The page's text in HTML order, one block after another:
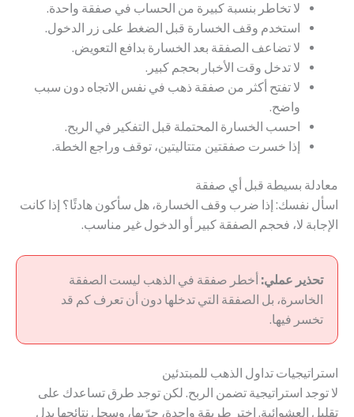
لا تخاطر بنسبة كبيرة من الحساب في صفقة واحدة.
استخدم وقف الخسارة قبل الضغط على زر الدخول.
لا تضاعف الصفقة بعد الخسارة بدافع التعويض.
لا تدخل وقت الأخبار بحجم كبير.
لا تفتح أكثر من صفقة ذهب في نفس الاتجاه دون سبب
واضح.
احسب الخسارة المحتملة قبل التفكير في الربح.
إذا خسرت صفقتين متتاليتين، توقف وراجع الخطة.
معادلة بسيطة قبل أي صفقة
اسأل نفسك: إذا ضرب وقف الخسارة، هل سأكون هادئًا؟ إذا كانت
الإجابة لا، فحجم الصفقة كبير أو الدخول غير مناسب.
تحذير عملي: أخطر صفقة في الذهب ليست الصفقة
الخاسرة، بل الصفقة التي تدخلها دون أن تعرف كم قد
تخسر فيها.
استراتيجيات تداول الذهب للمبتدئين
لا توجد استراتيجية تضمن الربح. لكن توجد طرق تساعدك على
تقليل العشوائية. اختر طريقة واحدة، جرّبها، وسجل نتائجها بدل